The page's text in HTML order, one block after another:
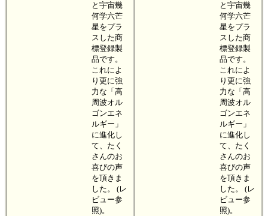
と宇宙幾
何学六芒
星をプラ
スした商
標登録製
品です。
これによ
り更に強
力な「高
周波オル
ゴンエネ
ルギー」
に進化し
て、たく
さんのお
喜びの声
を頂きま
した。 (レ
ビュー参
照)。
と宇宙幾
何学六芒
星をプラ
スした商
標登録製
品です。
これによ
り更に強
力な「高
周波オル
ゴンエネ
ルギー」
に進化し
て、たく
さんのお
喜びの声
を頂きま
した。 (レ
ビュー参
照)。